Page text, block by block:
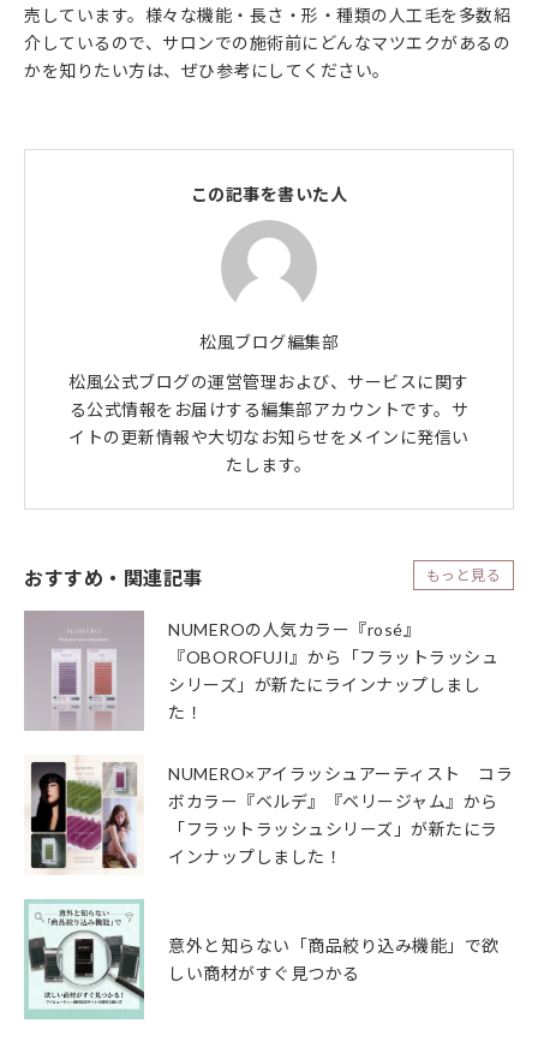
売しています。様々な機能・長さ・形・種類の人工毛を多数紹
介しているので、サロンでの施術前にどんなマツエクがあるの
かを知りたい方は、ぜひ参考にしてください。
この記事を書いた人
松風ブログ編集部
松風公式ブログの運営管理および、サービスに関す
る公式情報をお届けする編集部アカウントです。サ
イトの更新情報や大切なお知らせをメインに発信い
たします。
おすすめ・関連記事 もっと見る
NUMEROの人気カラー『rosé』
『OBOROFUJI』から「フラットラッシュ
シリーズ」が新たにラインナップしまし
た！
NUMERO×アイラッシュアーティスト コラ
ボカラー『ベルデ』『ベリージャム』から
「フラットラッシュシリーズ」が新たにラ
インナップしました！
意外と知らない「商品絞り込み機能」で欲
しい商材がすぐ見つかる